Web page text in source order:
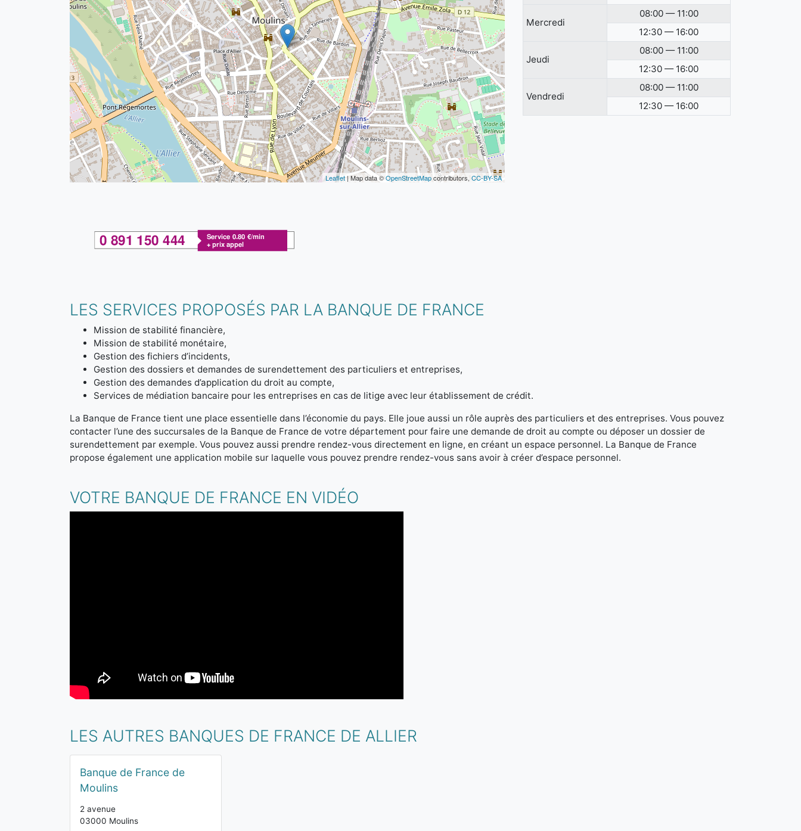
Leaflet| Map data ©OpenStreetMapcontributors, CC-BY-SA
Mercredi
08:00 — 11:00
12:30 — 16:00
Jeudi
08:00 — 11:00
12:30 — 16:00
Vendredi
08:00 — 11:00
12:30 — 16:00
LES SERVICES PROPOSÉS PAR LA BANQUE DE FRANCE
Mission de stabilité financière,
Mission de stabilité monétaire,
Gestion des fichiers d’incidents,
Gestion des dossiers et demandes de surendettement des particuliers et entreprises,
Gestion des demandes d’application du droit au compte,
Services de médiation bancaire pour les entreprises en cas de litige avec leur établissement de crédit.
La Banque de France tient une place essentielle dans l’économie du pays. Elle joue aussi un rôle auprès des particuliers et des entreprises. Vous pouvez
contacter l’une des succursales de la Banque de France de votre département pour faire une demande de droit au compte ou déposer un dossier de
surendettement par exemple. Vous pouvez aussi prendre rendez-vous directement en ligne, en créant un espace personnel. La Banque de France
propose également une application mobile sur laquelle vous pouvez prendre rendez-vous sans avoir à créer d’espace personnel.
VOTRE BANQUE DE FRANCE EN VIDÉO
LES AUTRES BANQUES DE FRANCE DE ALLIER
Banque de France de
Moulins
2 avenue
03000 Moulins